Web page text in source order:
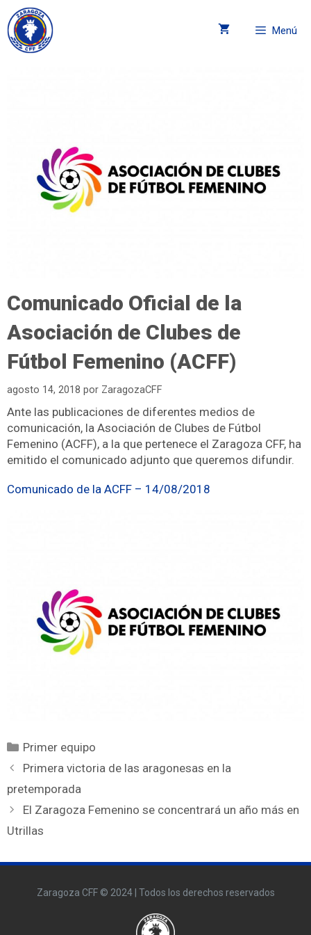
Menú
Comunicado Oficial de la
Asociación de Clubes de
Fútbol Femenino (ACFF)
agosto 14, 2018 por ZaragozaCFF
Ante las publicaciones de diferentes medios de
comunicación, la Asociación de Clubes de Fútbol
Femenino (ACFF), a la que pertenece el Zaragoza CFF, ha
emitido el comunicado adjunto que queremos difundir.
Comunicado de la ACFF – 14/08/2018
Primer equipo
Primera victoria de las aragonesas en la
pretemporada
El Zaragoza Femenino se concentrará un año más en
Utrillas
Zaragoza CFF © 2024 | Todos los derechos reservados